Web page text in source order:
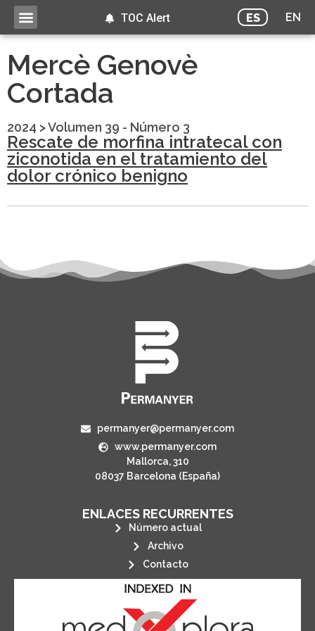
ES EN
TOC Alert
Mercè Genovè
Cortada
2024 >Volumen 39 - Número 3
Rescate de morfina intratecal con
ziconotida en el tratamiento del
dolor crónico benigno
permanyer@permanyer.com
www.permanyer.com
Mallorca, 310
08037 Barcelona (España)
ENLACES RECURRENTES
Número actual
Archivo
Contacto